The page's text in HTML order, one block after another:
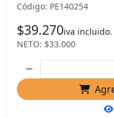
Código: PE140254
$39.270iva incluido.
NETO: $33.000